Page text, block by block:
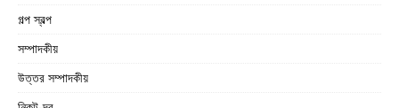
গল্প স্বল্প
সম্পাদকীয়
উত্তর সম্পাদকীয়